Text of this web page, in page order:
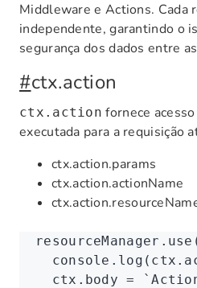
Middleware e Actions. Cada
independente, garantindo o
segurança dos dados entre
#ctx.action
ctx.action fornece
executada para a requisição
ctx.action.params
ctx.action.actionName
resourceManager .use
  console
.log ( ctx .
  ctx
.body =